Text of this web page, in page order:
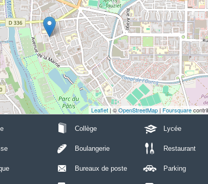
Leaflet| ©OpenStreetMap |Foursquare
Collège Lycée
Boulangerie Restaurant
Bureaux de poste Parking